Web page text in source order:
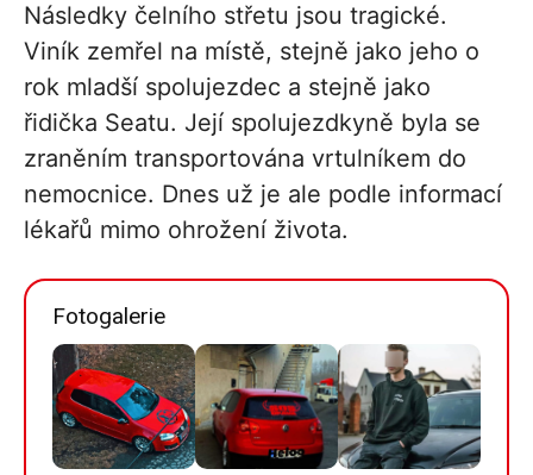
Následky čelního střetu jsou tragické.
Viník zemřel na místě, stejně jako jeho o
rok mladší spolujezdec a stejně jako
řidička Seatu. Její spolujezdkyně byla se
zraněním transportována vrtulníkem do
nemocnice. Dnes už je ale podle informací
lékařů mimo ohrožení života.
Fotogalerie